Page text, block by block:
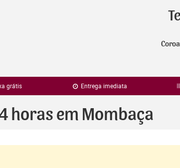
grátis Entrega imediata
horas em Mombaça